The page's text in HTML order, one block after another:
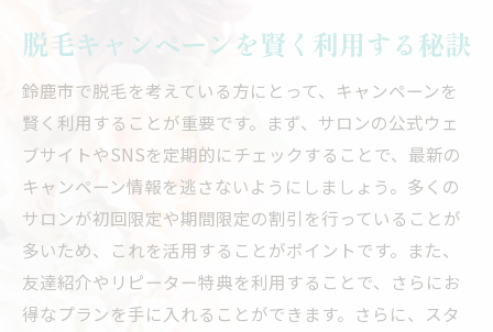
脱毛キャンペーンを賢く利用する秘訣
鈴鹿市で脱毛を考えている方にとって、キャンペーンを
賢く利用することが重要です。まず、サロンの公式ウェ
ブサイトやSNSを定期的にチェックすることで、最新の
キャンペーン情報を逃さないようにしましょう。多くの
サロンが初回限定や期間限定の割引を行っていることが
多いため、これを活用することがポイントです。また、
友達紹介やリピーター特典を利用することで、さらにお
得なプランを手に入れることができます。さらに、スタ